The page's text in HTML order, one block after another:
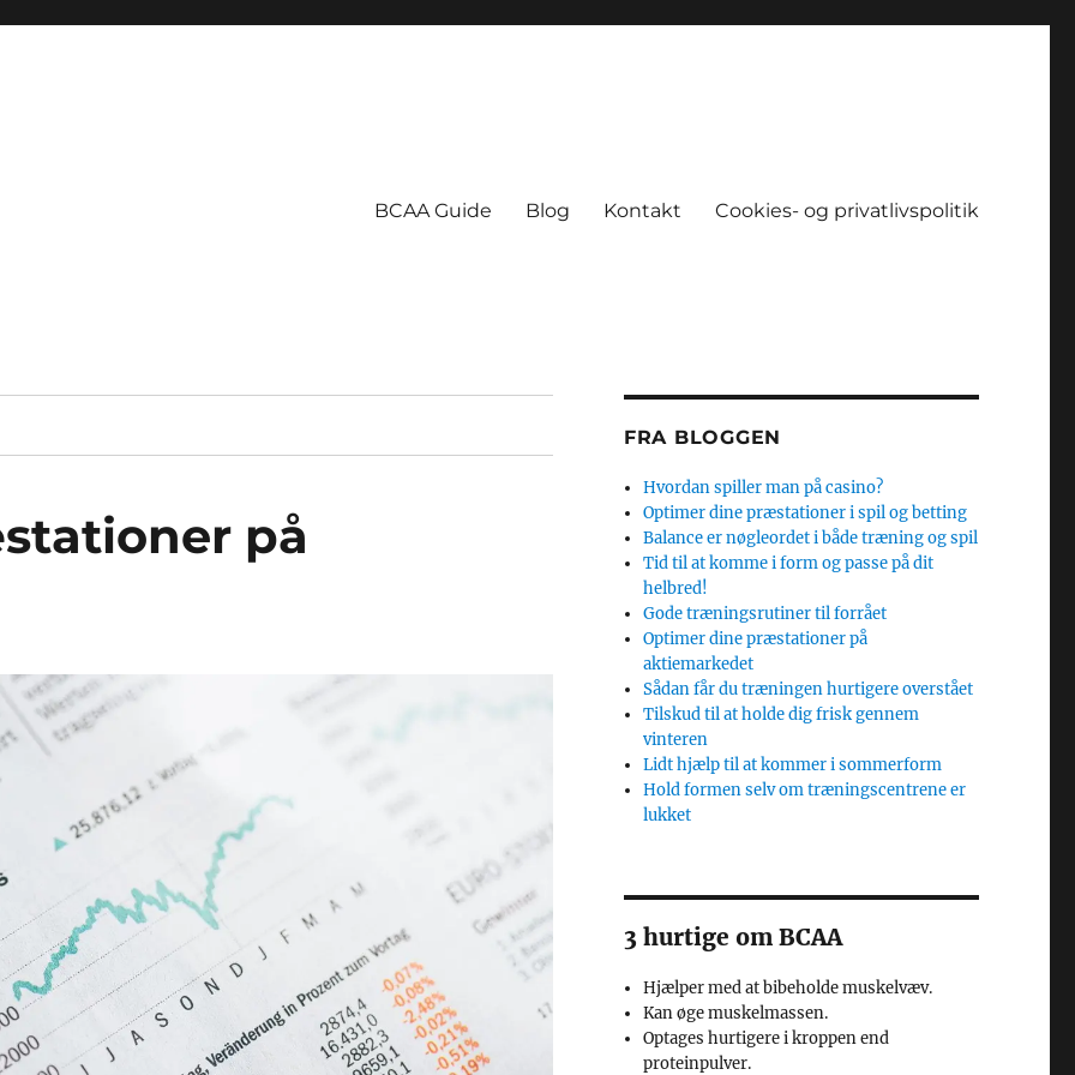
BCAA Guide Blog Kontakt Cookies- og privatlivspolitik
på
FRA BLOGGEN
Hvordan spiller man på casino?
Optimer dine præstationer i spil og betting
Balance er nøgleordet i både træning og spil
Tid til at komme i form og passe på dit
helbred!
Gode træningsrutiner til forrået
Optimer dine præstationer på
aktiemarkedet
Sådan får du træningen hurtigere overstået
Tilskud til at holde dig frisk gennem
vinteren
Lidt hjælp til at kommer i sommerform
Hold formen selv om træningscentrene er
lukket
3 hurtige om BCAA
Hjælper med at bibeholde muskelvæv.
Kan øge muskelmassen.
Optages hurtigere i kroppen end
proteinpulver.